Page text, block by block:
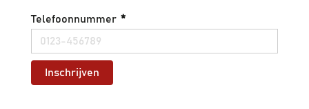
Telefoonnummer *
Inschrijven